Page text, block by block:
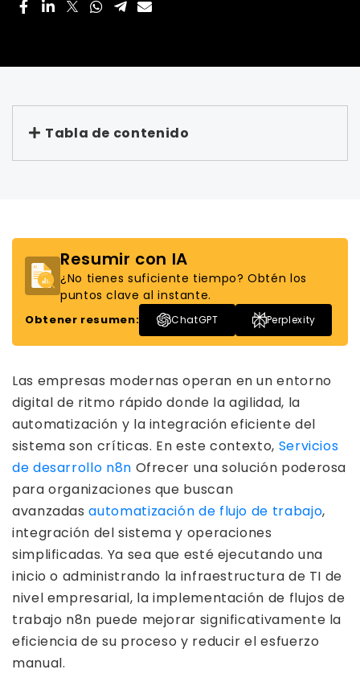
Tabla de contenido
Resumir con IA
¿No tienes suficiente tiempo? Obtén los
puntos clave al instante.
Obtener resumen: ChatGPT Perplexity
Las empresas modernas operan en un entorno
digital de ritmo rápido donde la agilidad, la
automatización y la integración eficiente del
sistema son críticas. En este contexto, Servicios
de desarrollo n8n Ofrecer una solución poderosa
para organizaciones que buscan
avanzadasautomatización de flujo de trabajo,
integración del sistema y operaciones
simplificadas. Ya sea que esté ejecutando una
inicio o administrando la infraestructura de TI de
nivel empresarial, la implementación de flujos de
trabajo n8n puede mejorar significativamente la
eficiencia de su proceso y reducir el esfuerzo
manual.